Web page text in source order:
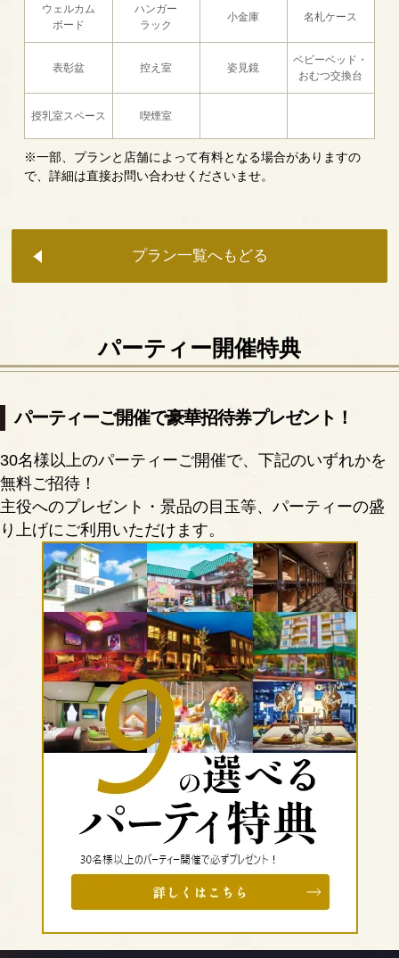
ウェルカム
ボード
ハンガー
ラック
小金庫 名札ケース
表彰盆 控え室 姿見鏡
ベビーベッド・
おむつ交換台
授乳室スペース 喫煙室
※一部、プランと店舗によって有料となる場合がありますの
で、詳細は直接お問い合わせくださいませ。
プラン一覧へもどる
パーティー開催特典
パーティーご開催で豪華招待券プレゼント！
30名様以上のパーティーご開催で、下記のいずれかを
無料ご招待！
主役へのプレゼント・景品の目玉等、パーティーの盛
り上げにご利用いただけます。